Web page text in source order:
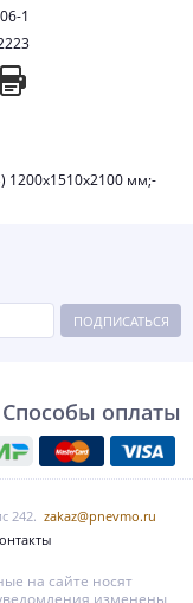
1
1200х1510х2100 мм;-
ПОДПИСАТЬСЯ
Способы оплаты
242. zakaz@pnevmo.ru
на сайте носят
изменены